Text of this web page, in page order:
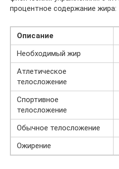
процентное содержание жира:
Описание
Необходимый жир
Атлетическое
телосложение
Спортивное
телосложение
Обычное телосложение
Ожирение